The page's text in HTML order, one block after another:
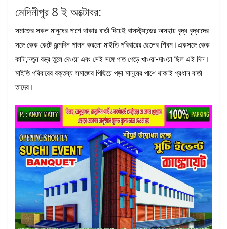
মেদিনীপুর 8 ই অক্টোবর:
সমাজের সকল মানুষের পাশে থাকার বার্তা দিয়েই বাসস্ট্যান্ডের অসহায় বৃদ্ধ বৃদ্ধাদের
সঙ্গে কেক কেটে জন্মদিন পালন করলো মাইতি পরিবারের ছেলের শিবম।একসঙ্গে কেক
কাটা,নতুন বস্ত্র তুলে দেওয়া এবং সেই সঙ্গে পাত পেড়ে খাওয়া-দাওয়া ছিল এই দিন।
মাইতি পরিবারের বক্তব্য সমাজের পিছিয়ে পড়া মানুষের পাশে থাকাই প্রধান বার্তা
তাদের।